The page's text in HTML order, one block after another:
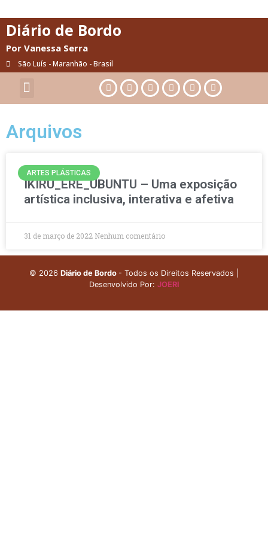
Diário de Bordo
Por Vanessa Serra
São Luís - Maranhão - Brasil
Arquivos
ARTES PLÁSTICAS
IKIRU_ERÊ_UBUNTU – Uma exposição
artística inclusiva, interativa e afetiva
31 de março de 2022 Nenhum comentário
© 2026 Diário de Bordo - Todos os Direitos Reservados |
Desenvolvido Por: JOERI